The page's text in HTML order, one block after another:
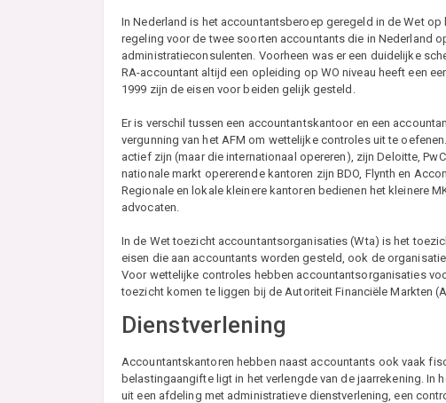
In Nederland is het accountantsberoep geregeld in de Wet
regeling voor de twee soorten accountants die in Nederland
administratieconsulenten. Voorheen was er een duidelijke
RA-accountant altijd een opleiding op WO niveau heeft een
1999 zijn de eisen voor beiden gelijk gesteld.
Er is verschil tussen een accountantskantoor en een
vergunning van het AFM om wettelijke controles uit te
actief zijn (maar die internationaal opereren), zijn Deloitte,
nationale markt opererende kantoren zijn BDO, Flynth en
Regionale en lokale kleinere kantoren bedienen het kleinere
advocaten.
In de Wet toezicht accountantsorganisaties (Wta) is het
eisen die aan accountants worden gesteld, ook de
Voor wettelijke controles hebben accountantsorganisaties
toezicht komen te liggen bij de Autoriteit Financiële Markten
Dienstverlening
Accountantskantoren hebben naast accountants ook vaak
belastingaangifte ligt in het verlengde van de jaarrekening.
uit een afdeling met administratieve dienstverlening, een